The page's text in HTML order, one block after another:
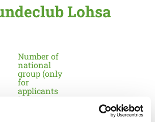
Lohsa
Number of
national
group (only
for
applicants
in